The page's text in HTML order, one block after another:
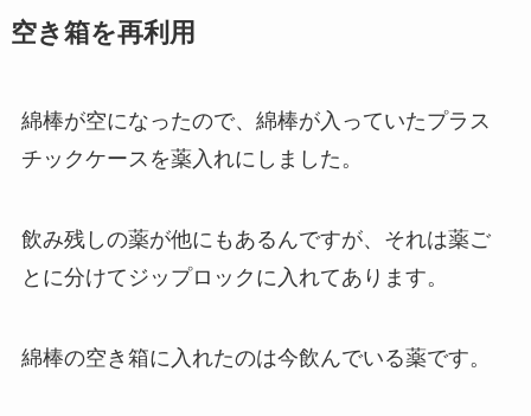
空き箱を再利用
綿棒が空になったので、綿棒が入っていたプラス
チックケースを薬入れにしました。
飲み残しの薬が他にもあるんですが、それは薬ご
とに分けてジップロックに入れてあります。
綿棒の空き箱に入れたのは今飲んでいる薬です。